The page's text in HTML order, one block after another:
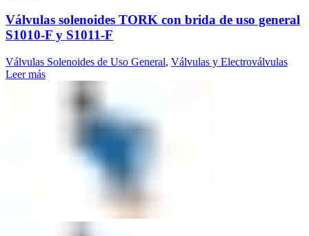
Válvulas solenoides TORK con brida de uso general
S1010-F y S1011-F
Válvulas Solenoides de Uso General, Válvulas y Electroválvulas
Leer más